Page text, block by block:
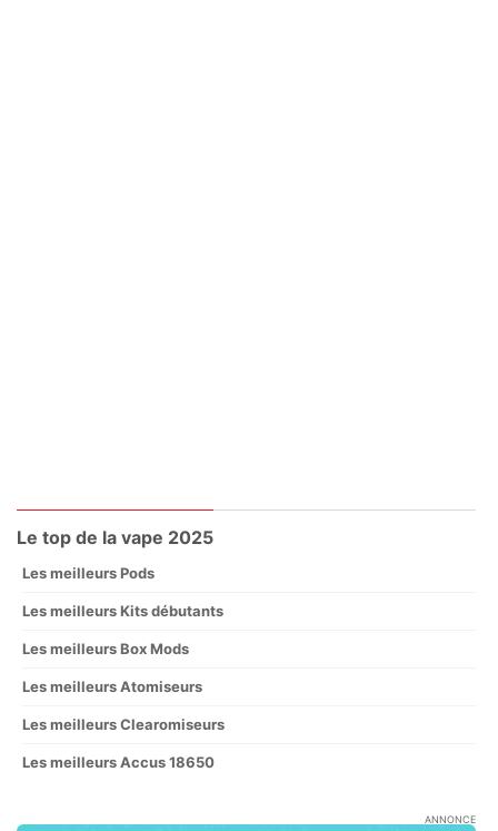
Le top de la vape 2025
Les meilleurs Pods
Les meilleurs Kits débutants
Les meilleurs Box Mods
Les meilleurs Atomiseurs
Les meilleurs Clearomiseurs
Les meilleurs Accus 18650
ANNONCE